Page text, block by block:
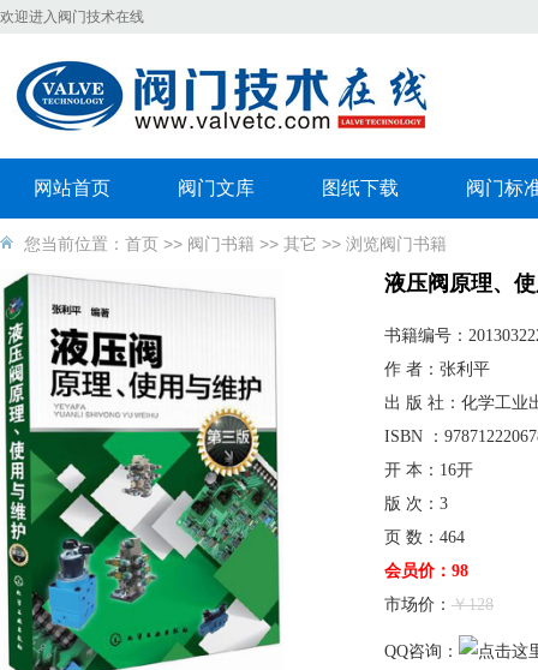
欢迎进入阀门技术在线
网站首页 阀门文库 图纸下载 阀门标
您当前位置： 首页 >> 阀门书籍 >> 其它 >> 浏览阀门书籍
液压阀原理、
书籍编号：
作 者：张利平
出 版 社：化学工业
ISBN ：
开 本：16开
版 次：3
页 数：464
会员价：98
市场价： ￥128
QQ咨询：